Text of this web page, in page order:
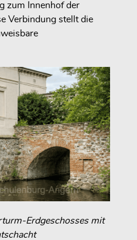
zum Innenhof der
Verbindung stellt die
Erdgeschosses mit